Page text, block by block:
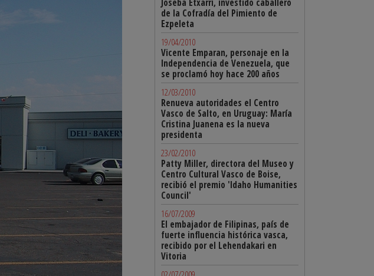
Joseba Etxarri, investido caballero
de la Cofradía del Pimiento de
Ezpeleta
19/04/2010
Vicente Emparan, personaje en la
Independencia de Venezuela, que
se proclamó hoy hace 200 años
12/03/2010
Renueva autoridades el Centro
Vasco de Salto, en Uruguay: María
Cristina Juanena es la nueva
presidenta
23/02/2010
Patty Miller, directora del Museo y
Centro Cultural Vasco de Boise,
recibió el premio 'Idaho Humanities
Council'
16/07/2009
El embajador de Filipinas, país de
fuerte influencia histórica vasca,
recibido por el Lehendakari en
Vitoria